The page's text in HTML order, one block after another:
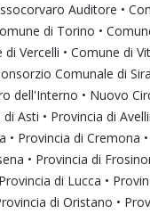
Auditore •
di Torino •
Vercelli • Comune di
Comunale di
dell'Interno • Nuovo
Asti • Provincia di
Provincia di Cremona
• Provincia di
di Lucca •
di Oristano •